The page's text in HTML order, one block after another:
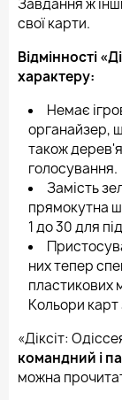
Завдання ж
свої карти.
Відмінності
характеру:
Немає
органайзер,
також
голосування.
Замість
прямокутна
1 до 30 для
них тепер
пластикових
Кольори карт
«Діксіт:
командний і
можна